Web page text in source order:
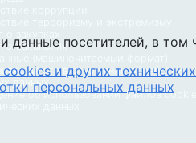
терроризму и экстремизму
вакансиях
в отношении обработки
данных
об использовании файлов
данные посетителей, в
и других
персональных данных